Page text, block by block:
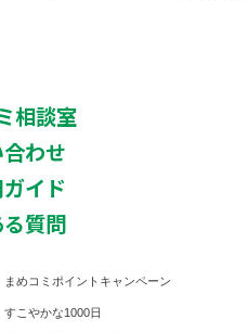
相談室
わせ
イド
質問
まめコミポイントキャンペーン
すこやかな1000日